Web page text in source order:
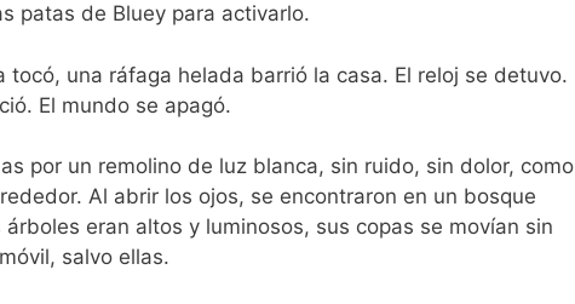
patas de Bluey para activarlo.
tocó, una ráfaga helada barrió la casa. El reloj se detuvo.
El mundo se apagó.
por un remolino de luz blanca, sin ruido, sin dolor, como
Al abrir los ojos, se encontraron en un bosque
eran altos y luminosos, sus copas se movían sin
salvo ellas.